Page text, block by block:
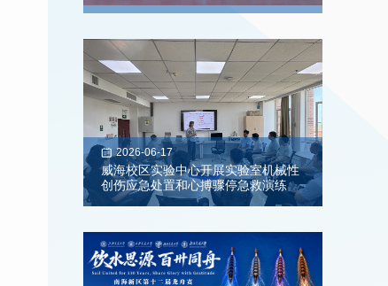
予仪式
2026-06-17
威海校区实验中心开展实验室机械性
创伤应急处置和心搏骤停急救演练